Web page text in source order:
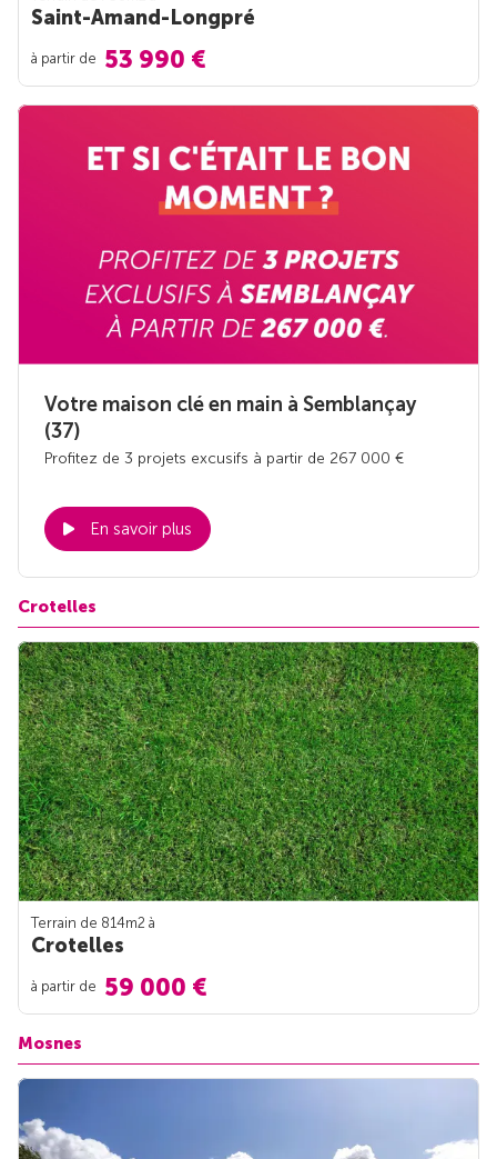
Saint-Amand-Longpré
à partir de 53 990 €
Votre maison clé en main à Semblançay
(37)
Profitez de 3 projets excusifs à partir de 267 000 €
En savoir plus
Crotelles
Terrain de 814m2 à
Crotelles
à partir de 59 000 €
Mosnes